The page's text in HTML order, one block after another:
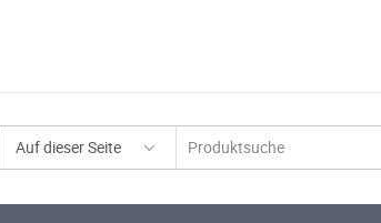
Auf dieser Seite